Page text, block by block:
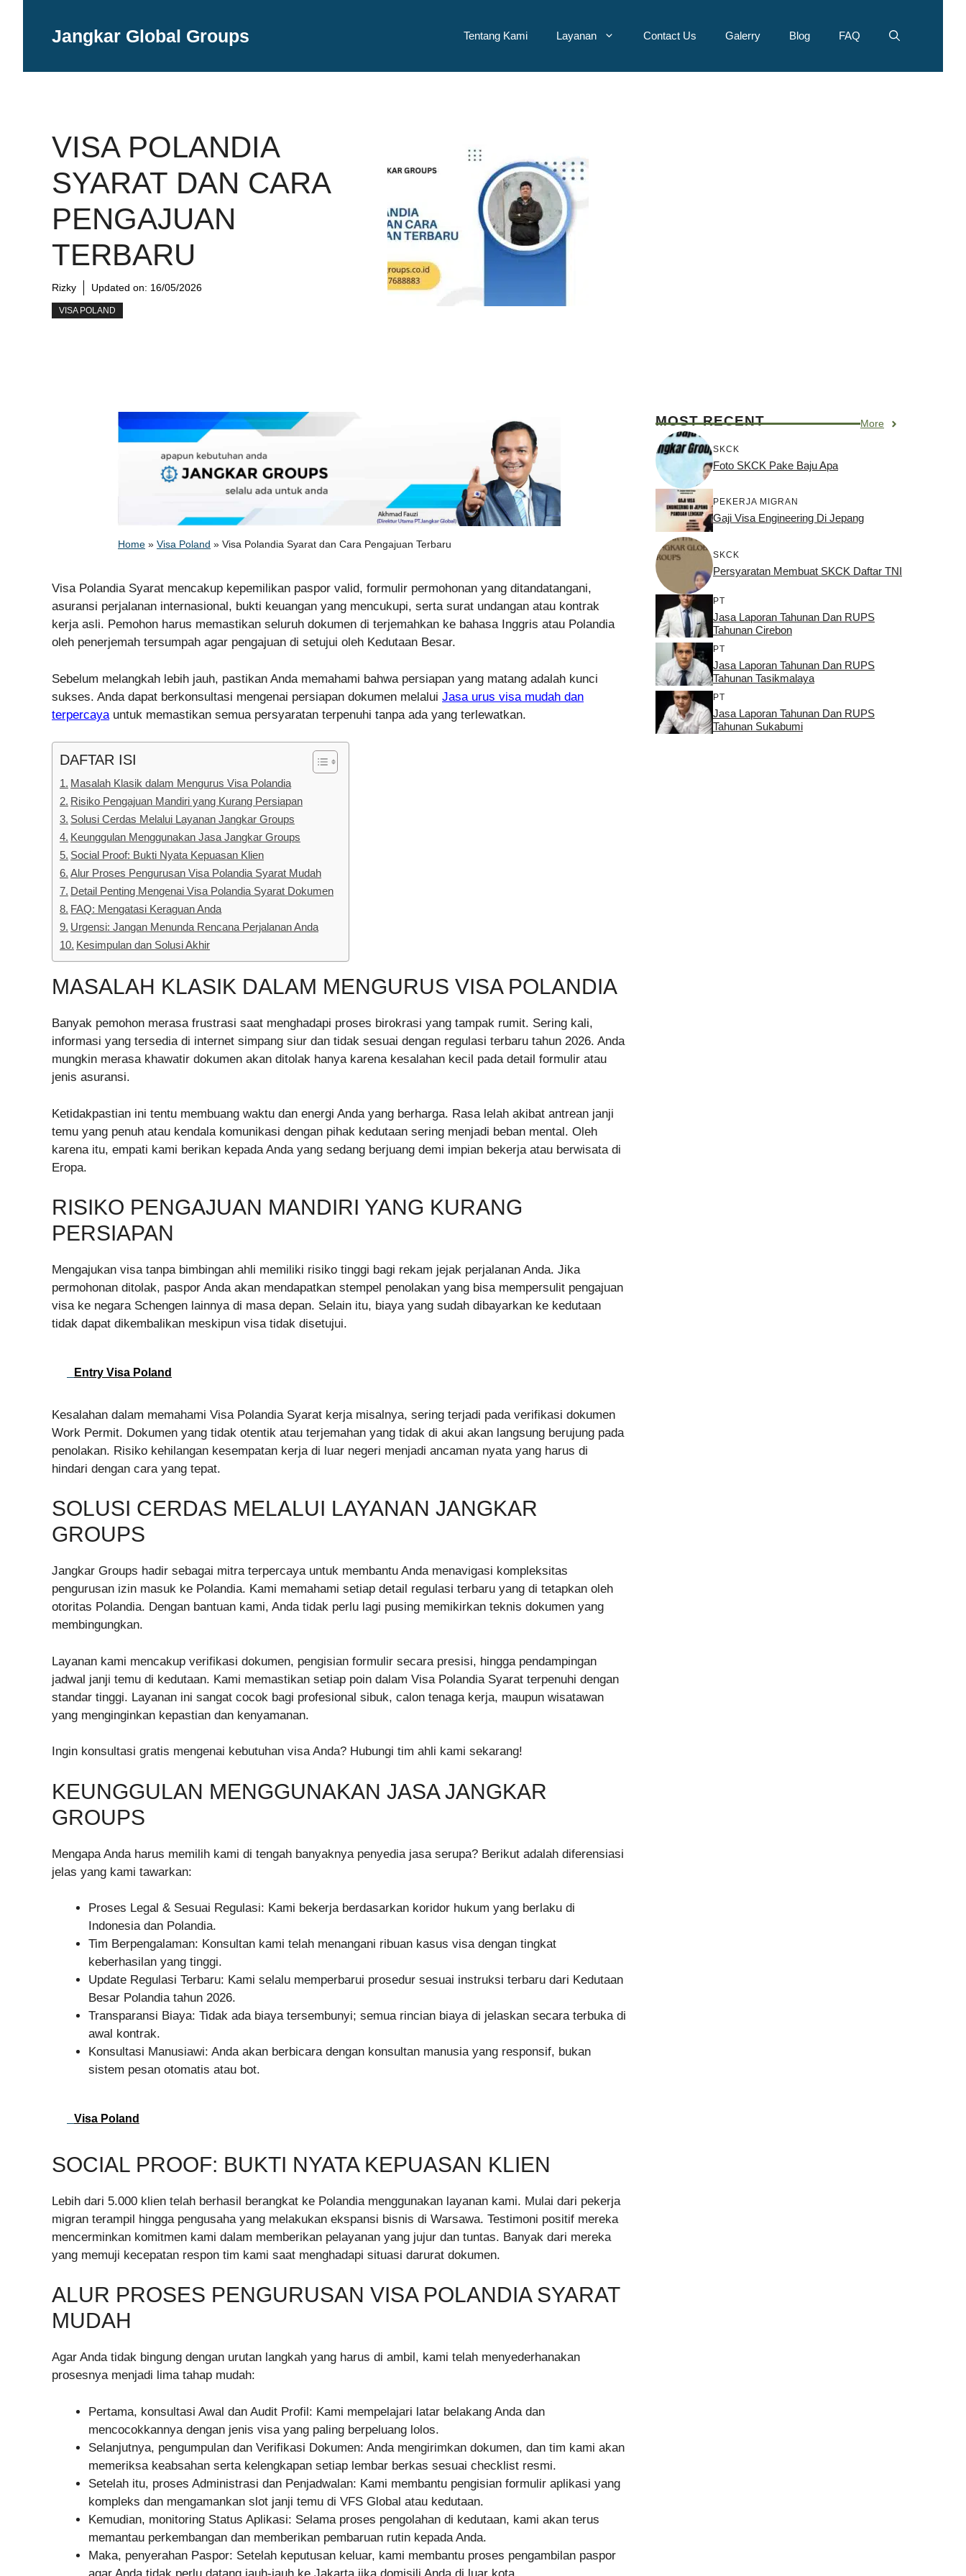
Jangkar Global Groups Tentang Kami Layanan Contact Us Galerry Blog FAQ
VISA POLANDIA
SYARAT DAN CARA
PENGAJUAN
TERBARU
Rizky Updated on: 16/05/2026
VISA POLAND
Home » Visa Poland » Visa Polandia Syarat dan Cara Pengajuan Terbaru
Visa Polandia Syarat mencakup kepemilikan paspor valid, formulir permohonan yang ditandatangani,
asuransi perjalanan internasional, bukti keuangan yang mencukupi, serta surat undangan atau kontrak
kerja asli. Pemohon harus memastikan seluruh dokumen di terjemahkan ke bahasa Inggris atau Polandia
oleh penerjemah tersumpah agar pengajuan di setujui oleh Kedutaan Besar.
Sebelum melangkah lebih jauh, pastikan Anda memahami bahwa persiapan yang matang adalah kunci
sukses. Anda dapat berkonsultasi mengenai persiapan dokumen melalui Jasa urus visa mudah dan
terpercaya untuk memastikan semua persyaratan terpenuhi tanpa ada yang terlewatkan.
DAFTAR ISI
Masalah Klasik dalam Mengurus Visa Polandia
Risiko Pengajuan Mandiri yang Kurang Persiapan
Solusi Cerdas Melalui Layanan Jangkar Groups
Keunggulan Menggunakan Jasa Jangkar Groups
Social Proof: Bukti Nyata Kepuasan Klien
Alur Proses Pengurusan Visa Polandia Syarat Mudah
Detail Penting Mengenai Visa Polandia Syarat Dokumen
FAQ: Mengatasi Keraguan Anda
Urgensi: Jangan Menunda Rencana Perjalanan Anda
Kesimpulan dan Solusi Akhir
MASALAH KLASIK DALAM MENGURUS VISA POLANDIA
Banyak pemohon merasa frustrasi saat menghadapi proses birokrasi yang tampak rumit. Sering kali,
informasi yang tersedia di internet simpang siur dan tidak sesuai dengan regulasi terbaru tahun 2026. Anda
mungkin merasa khawatir dokumen akan ditolak hanya karena kesalahan kecil pada detail formulir atau
jenis asuransi.
Ketidakpastian ini tentu membuang waktu dan energi Anda yang berharga. Rasa lelah akibat antrean janji
temu yang penuh atau kendala komunikasi dengan pihak kedutaan sering menjadi beban mental. Oleh
karena itu, empati kami berikan kepada Anda yang sedang berjuang demi impian bekerja atau berwisata di
Eropa.
RISIKO PENGAJUAN MANDIRI YANG KURANG
PERSIAPAN
Mengajukan visa tanpa bimbingan ahli memiliki risiko tinggi bagi rekam jejak perjalanan Anda. Jika
permohonan ditolak, paspor Anda akan mendapatkan stempel penolakan yang bisa mempersulit pengajuan
visa ke negara Schengen lainnya di masa depan. Selain itu, biaya yang sudah dibayarkan ke kedutaan
tidak dapat dikembalikan meskipun visa tidak disetujui.
Entry Visa Poland
Kesalahan dalam memahami Visa Polandia Syarat kerja misalnya, sering terjadi pada verifikasi dokumen
Work Permit. Dokumen yang tidak otentik atau terjemahan yang tidak di akui akan langsung berujung pada
penolakan. Risiko kehilangan kesempatan kerja di luar negeri menjadi ancaman nyata yang harus di
hindari dengan cara yang tepat.
SOLUSI CERDAS MELALUI LAYANAN JANGKAR
GROUPS
Jangkar Groups hadir sebagai mitra terpercaya untuk membantu Anda menavigasi kompleksitas
pengurusan izin masuk ke Polandia. Kami memahami setiap detail regulasi terbaru yang di tetapkan oleh
otoritas Polandia. Dengan bantuan kami, Anda tidak perlu lagi pusing memikirkan teknis dokumen yang
membingungkan.
Layanan kami mencakup verifikasi dokumen, pengisian formulir secara presisi, hingga pendampingan
jadwal janji temu di kedutaan. Kami memastikan setiap poin dalam Visa Polandia Syarat terpenuhi dengan
standar tinggi. Layanan ini sangat cocok bagi profesional sibuk, calon tenaga kerja, maupun wisatawan
yang menginginkan kepastian dan kenyamanan.
Ingin konsultasi gratis mengenai kebutuhan visa Anda? Hubungi tim ahli kami sekarang!
KEUNGGULAN MENGGUNAKAN JASA JANGKAR
GROUPS
Mengapa Anda harus memilih kami di tengah banyaknya penyedia jasa serupa? Berikut adalah diferensiasi
jelas yang kami tawarkan:
Proses Legal & Sesuai Regulasi: Kami bekerja berdasarkan koridor hukum yang berlaku di
Indonesia dan Polandia.
Tim Berpengalaman: Konsultan kami telah menangani ribuan kasus visa dengan tingkat
keberhasilan yang tinggi.
Update Regulasi Terbaru: Kami selalu memperbarui prosedur sesuai instruksi terbaru dari Kedutaan
Besar Polandia tahun 2026.
Transparansi Biaya: Tidak ada biaya tersembunyi; semua rincian biaya di jelaskan secara terbuka di
awal kontrak.
Konsultasi Manusiawi: Anda akan berbicara dengan konsultan manusia yang responsif, bukan
sistem pesan otomatis atau bot.
Visa Poland
SOCIAL PROOF: BUKTI NYATA KEPUASAN KLIEN
Lebih dari 5.000 klien telah berhasil berangkat ke Polandia menggunakan layanan kami. Mulai dari pekerja
migran terampil hingga pengusaha yang melakukan ekspansi bisnis di Warsawa. Testimoni positif mereka
mencerminkan komitmen kami dalam memberikan pelayanan yang jujur dan tuntas. Banyak dari mereka
yang memuji kecepatan respon tim kami saat menghadapi situasi darurat dokumen.
ALUR PROSES PENGURUSAN VISA POLANDIA SYARAT
MUDAH
Agar Anda tidak bingung dengan urutan langkah yang harus di ambil, kami telah menyederhanakan
prosesnya menjadi lima tahap mudah:
Pertama, konsultasi Awal dan Audit Profil: Kami mempelajari latar belakang Anda dan
mencocokkannya dengan jenis visa yang paling berpeluang lolos.
Selanjutnya, pengumpulan dan Verifikasi Dokumen: Anda mengirimkan dokumen, dan tim kami akan
memeriksa keabsahan serta kelengkapan setiap lembar berkas sesuai checklist resmi.
Setelah itu, proses Administrasi dan Penjadwalan: Kami membantu pengisian formulir aplikasi yang
kompleks dan mengamankan slot janji temu di VFS Global atau kedutaan.
Kemudian, monitoring Status Aplikasi: Selama proses pengolahan di kedutaan, kami akan terus
memantau perkembangan dan memberikan pembaruan rutin kepada Anda.
Maka, penyerahan Paspor: Setelah keputusan keluar, kami membantu proses pengambilan paspor
agar Anda tidak perlu datang jauh-jauh ke Jakarta jika domisili Anda di luar kota.
MOST RECENT More
SKCK
Foto SKCK Pake Baju Apa
PEKERJA MIGRAN
Gaji Visa Engineering Di Jepang
SKCK
Persyaratan Membuat SKCK Daftar TNI
PT
Jasa Laporan Tahunan Dan RUPS
Tahunan Cirebon
PT
Jasa Laporan Tahunan Dan RUPS
Tahunan Tasikmalaya
PT
Jasa Laporan Tahunan Dan RUPS
Tahunan Sukabumi